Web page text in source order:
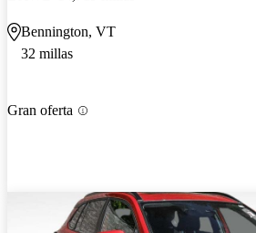
Bennington, VT
32 millas
Gran oferta